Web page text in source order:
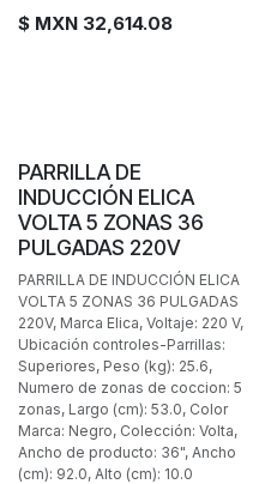
$ MXN 32,614.08
PARRILLA DE
INDUCCIÓN ELICA
VOLTA 5 ZONAS 36
PULGADAS 220V
PARRILLA DE INDUCCIÓN ELICA
VOLTA 5 ZONAS 36 PULGADAS
220V, Marca Elica, Voltaje: 220 V,
Ubicación controles-Parrillas:
Superiores, Peso (kg): 25.6,
Numero de zonas de coccion: 5
zonas, Largo (cm): 53.0, Color
Marca: Negro, Colección: Volta,
Ancho de producto: 36", Ancho
(cm): 92.0, Alto (cm): 10.0